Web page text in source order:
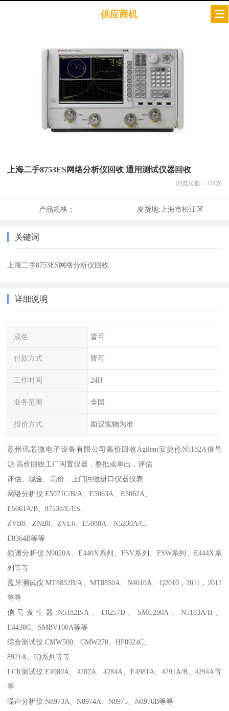
供应商机
上海二手8753ES网络分析仪回收 通用测试仪器回收
浏览次数： 351 次
产品规格： 发货地:上海市松江区
关键词
上海二手8753ES网络分析仪回收
详细说明
成色 皆可
付款方式 皆可
工作时间 24H
业务范围 全国
报价方式 面议实物为准
苏州讯芯微电子设备有限公司高价回收Agilent安捷伦N5182A信号
源 高价回收工厂闲置仪器，整批或单出，评估
评估、现金、高价、上门回收进口仪器仪表
网络分析仪:E5071C/B/A、E5063A、E5062A、
E5061A/B、8753d/E/ES、
ZVB8、ZNB8、ZVL6、E5080A、N5230A/C、
E8364B等等
频谱分析仪:N9020A、E440X系列、FSV系列、FSW系列、E444X系
列等等
蓝牙测试仪:MT8852B/A、MT8850A、N4010A、Q2010，2011，2012
等等
信号发生器:N5182B/A、E8257D、SMU200A、N5183A/B、
E4438C、SMBV100A等等
综合测试仪:CMW500、CMW270、HP8924C、
8921A、IQ系列等等
LCR测试仪:E4980A、4287A、4284A、E4981A、4291A/B、4294A等
等
噪声分析仪:N8973A、N8974A、N8975、N8976B等等